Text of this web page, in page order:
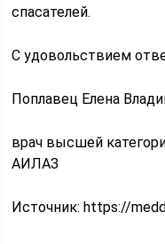
спасателей.
С удовольствием
Поплавец Елена
врач высшей
АИЛАЗ
Источник:https://